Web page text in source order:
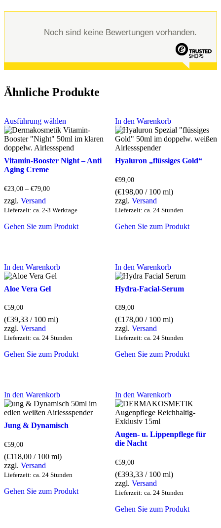
Noch sind keine Bewertungen vorhanden.
Ähnliche Produkte
Ausführung wählen
Vitamin-Booster Night – Anti
Aging Creme
€23,00 – €79,00
zzgl. Versand
Lieferzeit: ca. 2-3 Werktage
Gehen Sie zum Produkt
In den Warenkorb
Hyaluron „flüssiges Gold“
€99,00
(€198,00/ 100 ml)
zzgl. Versand
Lieferzeit: ca. 24 Stunden
Gehen Sie zum Produkt
In den Warenkorb
Aloe Vera Gel
€59,00
(€39,33 / 100 ml)
zzgl. Versand
Lieferzeit: ca. 24 Stunden
Gehen Sie zum Produkt
In den Warenkorb
Hydra-Facial-Serum
€89,00
(€178,00/ 100 ml)
zzgl. Versand
Lieferzeit: ca. 24 Stunden
Gehen Sie zum Produkt
In den Warenkorb
Jung & Dynamisch
€59,00
(€118,00 / 100 ml)
zzgl. Versand
Lieferzeit: ca. 24 Stunden
Gehen Sie zum Produkt
In den Warenkorb
Augen- u. Lippenpflege für
die Nacht
€59,00
(€393,33/ 100 ml)
zzgl. Versand
Lieferzeit: ca. 24 Stunden
Gehen Sie zum Produkt